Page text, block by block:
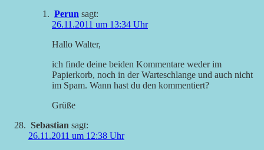
Perun sagt:
26.11.2011 um 13:34 Uhr
Hallo Walter,
ich finde deine beiden Kommentare weder im
Papierkorb, noch in der Warteschlange und auch nicht
im Spam. Wann hast du den kommentiert?
Grüße
Sebastian sagt:
26.11.2011 um 12:38 Uhr